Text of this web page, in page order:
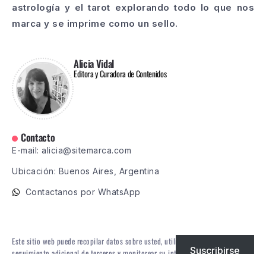
astrología y el tarot explorando todo lo que nos
marca y se imprime como un sello.
Alicia Vidal
Editora y Curadora de Contenidos
Contacto
E-mail: alicia@sitemarca.com
Ubicación: Buenos Aires, Argentina
Contactanos por WhatsApp
Este sitio web puede recopilar datos sobre usted, utilizar cookies, integrar
Suscribirse